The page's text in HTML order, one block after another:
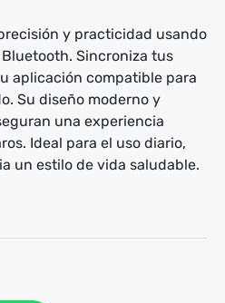
y practicidad usando
Sincroniza tus
aplicación compatible para
Su diseño moderno y
una experiencia
Ideal para el uso diario,
un estilo de vida saludable.